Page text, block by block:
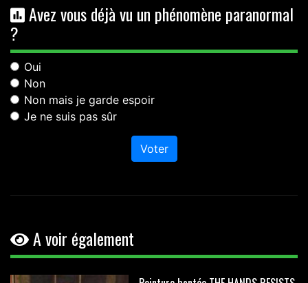
Avez vous déjà vu un phénomène paranormal
?
Oui
Non
Non mais je garde espoir
Je ne suis pas sûr
Voter
A voir également